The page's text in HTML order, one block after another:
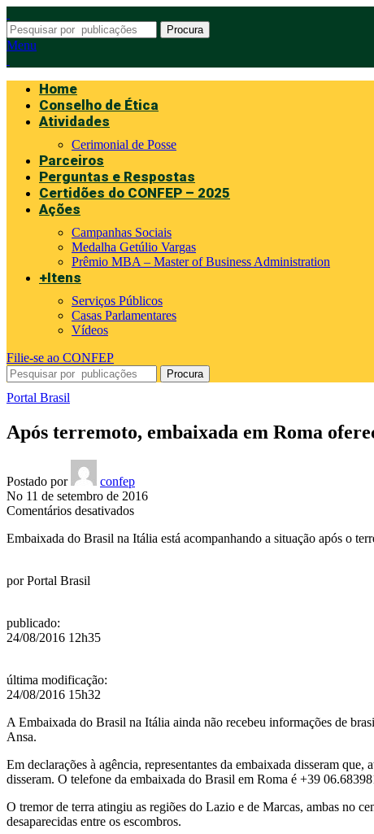
Procura
Menu
Home
Conselho de Ética
Atividades
Cerimonial de Posse
Parceiros
Perguntas e Respostas
Certidões do CONFEP – 2025
Ações
Campanhas Sociais
Medalha Getúlio Vargas
Prêmio MBA – Master of Business Administration
+Itens
Serviços Públicos
Casas Parlamentares
Vídeos
Filie-se ao CONFEP
Procura
Portal Brasil
Após terremoto, embaixada em Roma
Postado por
confep
No 11 de setembro de 2016
Comentários desativadosem
terremoto,
Embaixada do Brasil na Itália está acompanhando a situação após o
porPortal Brasil
publicado:
24/08/2016 12h35
última modificação:
24/08/2016 15h32
A Embaixada do Brasil na Itália ainda não recebeu informações de
Ansa.
Em declarações à agência, representantes da embaixada disseram
disseram. O telefone da embaixada do Brasil em Roma é +39
O tremor de terra atingiu as regiões do Lazio e de Marcas, ambas no
desaparecidas entre os escombros.